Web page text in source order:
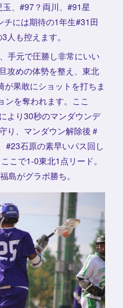
、#97？両川、#91星
には期待の1年生#31田
も控えます。
手元で圧勝し非常にいい
攻めの体勢を整え、東北
果敢にショットを打ちま
ンを奪われます。ここ
より30秒のマンダウンデ
り、マンダウン解除後＃
#23石原の素早いパス回し
こで1-0東北1点リード。
島がグラボ勝ち。